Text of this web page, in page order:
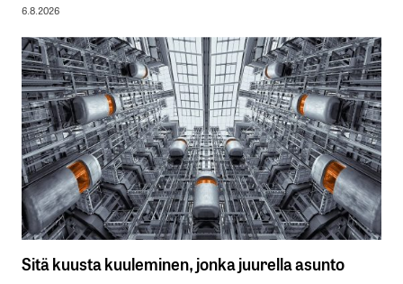
6.8.2026
Sitä kuusta kuuleminen, jonka juurella asunto